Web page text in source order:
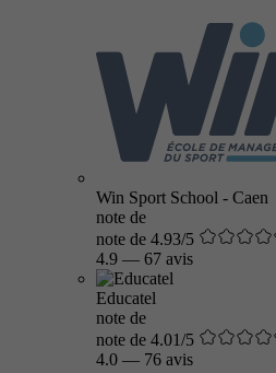
Win Sport School - Caen
note de
note de 4.93/5
4.9 — 67 avis
Educatel
note de
note de 4.01/5
4.0 — 76 avis